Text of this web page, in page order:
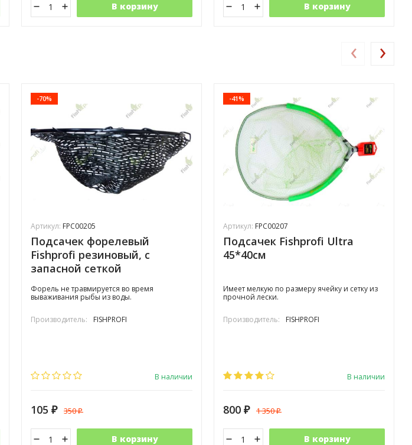
В корзину В корзину
-70%
Артикул: FPC00205
Подсачек форелевый
Fishprofi резиновый, с
запасной сеткой
Форель не травмируется во время
вываживания рыбы из воды.
Производитель: FISHPROFI
В наличии
105 ₽ 350₽
В корзину
-41%
Артикул: FPC00207
Подсачек Fishprofi Ultra
45*40см
Имеет мелкую по размеру ячейку и сетку из
прочной лески.
Производитель: FISHPROFI
В наличии
800 ₽ 1 350₽
В корзину
‹ ›